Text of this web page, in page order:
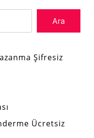
Ara
Şifresiz
Ücretsiz